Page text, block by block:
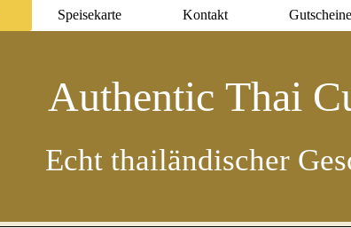
Speisekarte Kontakt Gutscheine
Authentic Thai C
Echt thailändischer Ges